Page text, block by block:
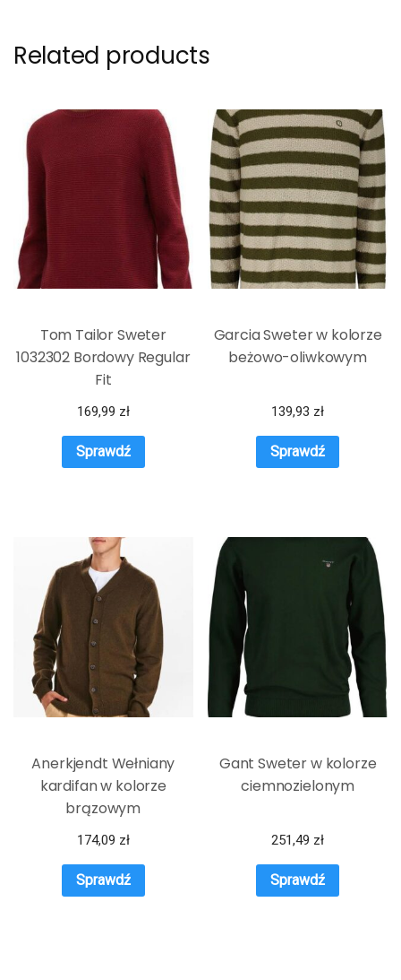
Related products
Tom Tailor Sweter
1032302 Bordowy Regular
Fit
169,99 zł
Sprawdź
Garcia Sweter w kolorze
beżowo-oliwkowym
139,93 zł
Sprawdź
Anerkjendt Wełniany
kardifan w kolorze
brązowym
174,09 zł
Sprawdź
Gant Sweter w kolorze
ciemnozielonym
251,49 zł
Sprawdź